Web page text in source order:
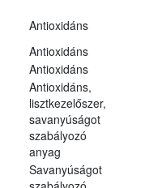
Antioxidáns
Antioxidáns
Antioxidáns
Antioxidáns,
lisztkezelőszer,
savanyúságot
szabályozó
anyag
Savanyúságot